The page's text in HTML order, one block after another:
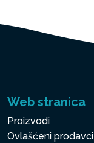
Web stranica
Proizvodi
Ovlašćeni prodavci